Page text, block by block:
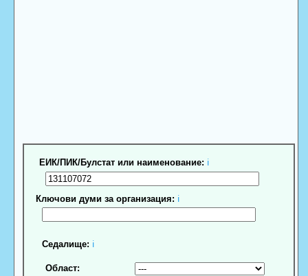
ЕИК/ПИК/Булстат или наименование: ℹ
Ключови думи за организация: ℹ
Седалище: ℹ
Област: